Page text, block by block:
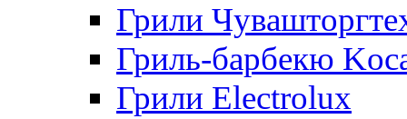
Грили
Гриль-барбекю
Грили Electrolux